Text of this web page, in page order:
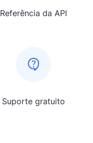
Referência da API
Suporte gratuito